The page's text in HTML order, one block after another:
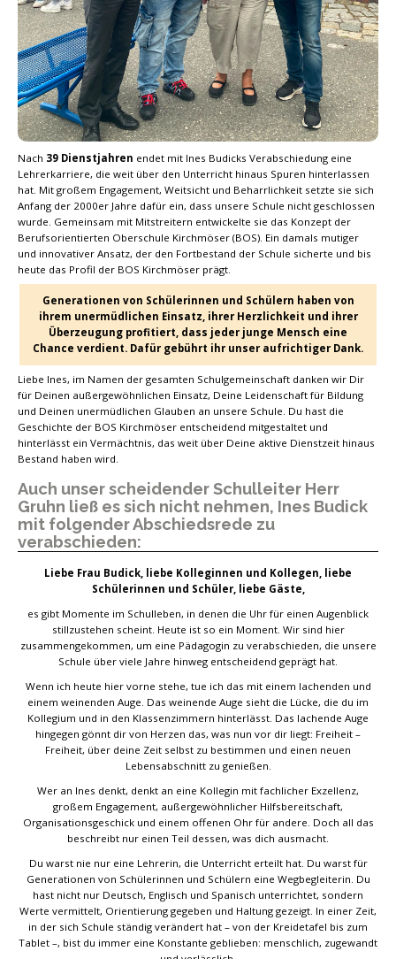
Nach 39 Dienstjahren endet mit Ines Budicks Verabschiedung eine
Lehrerkarriere, die weit über den Unterricht hinaus Spuren hinterlassen
hat. Mit großem Engagement, Weitsicht und Beharrlichkeit setzte sie sich
Anfang der 2000er Jahre dafür ein, dass unsere Schule nicht geschlossen
wurde. Gemeinsam mit Mitstreitern entwickelte sie das Konzept der
Berufsorientierten Oberschule Kirchmöser (BOS). Ein damals mutiger
und innovativer Ansatz, der den Fortbestand der Schule sicherte und bis
heute das Profil der BOS Kirchmöser prägt.
Generationen von Schülerinnen und Schülern haben von
ihrem unermüdlichen Einsatz, ihrer Herzlichkeit und ihrer
Überzeugung profitiert, dass jeder junge Mensch eine
Chance verdient. Dafür gebührt ihr unser aufrichtiger Dank.
Liebe Ines, im Namen der gesamten Schulgemeinschaft danken wir Dir
für Deinen außergewöhnlichen Einsatz, Deine Leidenschaft für Bildung
und Deinen unermüdlichen Glauben an unsere Schule. Du hast die
Geschichte der BOS Kirchmöser entscheidend mitgestaltet und
hinterlässt ein Vermächtnis, das weit über Deine aktive Dienstzeit hinaus
Bestand haben wird.
Auch unser scheidender Schulleiter Herr
Gruhn ließ es sich nicht nehmen, Ines Budick
mit folgender Abschiedsrede zu
verabschieden:
Liebe Frau Budick, liebe Kolleginnen und Kollegen, liebe
Schülerinnen und Schüler, liebe Gäste,
es gibt Momente im Schulleben, in denen die Uhr für einen Augenblick
stillzustehen scheint. Heute ist so ein Moment. Wir sind hier
zusammengekommen, um eine Pädagogin zu verabschieden, die unsere
Schule über viele Jahre hinweg entscheidend geprägt hat.
Wenn ich heute hier vorne stehe, tue ich das mit einem lachenden und
einem weinenden Auge. Das weinende Auge sieht die Lücke, die du im
Kollegium und in den Klassenzimmern hinterlässt. Das lachende Auge
hingegen gönnt dir von Herzen das, was nun vor dir liegt: Freiheit –
Freiheit, über deine Zeit selbst zu bestimmen und einen neuen
Lebensabschnitt zu genießen.
Wer an Ines denkt, denkt an eine Kollegin mit fachlicher Exzellenz,
großem Engagement, außergewöhnlicher Hilfsbereitschaft,
Organisationsgeschick und einem offenen Ohr für andere. Doch all das
beschreibt nur einen Teil dessen, was dich ausmacht.
Du warst nie nur eine Lehrerin, die Unterricht erteilt hat. Du warst für
Generationen von Schülerinnen und Schülern eine Wegbegleiterin. Du
hast nicht nur Deutsch, Englisch und Spanisch unterrichtet, sondern
Werte vermittelt, Orientierung gegeben und Haltung gezeigt. In einer Zeit,
in der sich Schule ständig verändert hat – von der Kreidetafel bis zum
Tablet –, bist du immer eine Konstante geblieben: menschlich, zugewandt